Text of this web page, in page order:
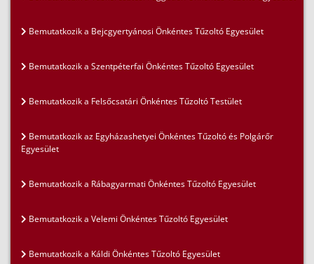
Bemutatkozik a Bejcgyertyánosi Önkéntes Tűzoltó Egyesület
Bemutatkozik a Szentpéterfai Önkéntes Tűzoltó Egyesület
Bemutatkozik a Felsőcsatári Önkéntes Tűzoltó Testület
Bemutatkozik az Egyházashetyei Önkéntes Tűzoltó és Polgárőr
Egyesület
Bemutatkozik a Rábagyarmati Önkéntes Tűzoltó Egyesület
Bemutatkozik a Velemi Önkéntes Tűzoltó Egyesület
Bemutatkozik a Káldi Önkéntes Tűzoltó Egyesület